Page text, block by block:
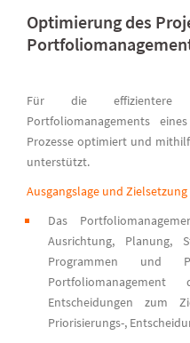
Optimierung des
Für die effizientere
Portfoliomanagements
Prozesse optimiert und
unterstützt.
Ausgangslage und Zielsetzung
Das
Ausrichtung, Planung,
Programmen und
Entscheidungen zum
Priorisierungs-,